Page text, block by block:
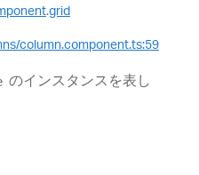
.grid
column.component.ts:59
のインスタンスを表し